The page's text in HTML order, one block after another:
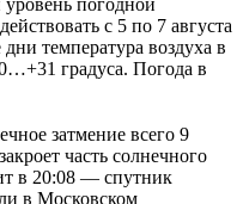
с 5 по 7 августа
температура воздуха в
градуса. Погода в
затмение всего 9
часть солнечного
в 20:08 — спутник
в Московском